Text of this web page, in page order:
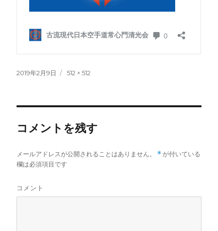
投
2019年2月9日
フ
512 × 512
コメントを残す
メールアドレスが公開されることはありません。 * が付いている
欄は必須項目です
コメント